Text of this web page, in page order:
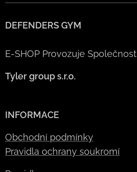
DEFENDERS GYM
E-SHOP Provozuje Společnost
Tyler group s.r.o.
INFORMACE
Obchodní podmínky
Pravidla ochrany soukromí